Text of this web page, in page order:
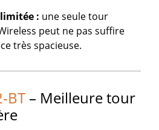
: une seule tour
peut ne pas suffire
très spacieuse.
BT – Meilleure tour